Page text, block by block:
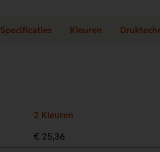
Specificaties Kleuren
2 Kleuren
€ 25,36